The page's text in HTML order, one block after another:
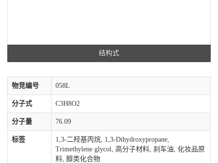
结构式
物竞编号 058L
分子式 C3H8O2
分子量 76.09
标签
1,3-二羟基丙烷, 1,3-Dihydroxypropane,
Trimethylene glycol, 高分子材料, 刹车油, 化妆品原
料, 醇类化合物